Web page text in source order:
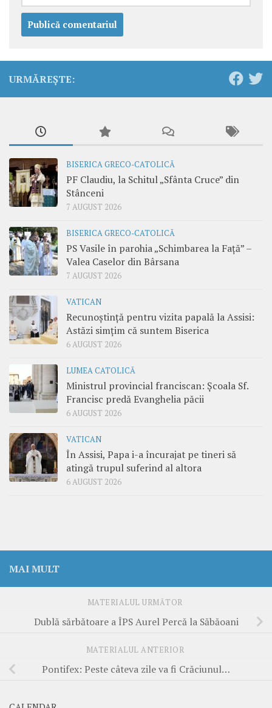
URMĂREȘTE:
BISERICA GRECO-CATOLICĂ
PF Claudiu, la Schitul „Sfânta Cruce” din
Stânceni
7 AUGUST 2026
BISERICA GRECO-CATOLICĂ
PS Vasile în parohia „Schimbarea la Față” –
Valea Caselor din Bârsana
7 AUGUST 2026
VATICAN
Recunoștință pentru vizita papală la Assisi:
Astăzi simțim că suntem Biserica
6 AUGUST 2026
LUMEA CATOLICĂ
Ministrul provincial franciscan: Școala Sf.
Francisc predă Evanghelia păcii
6 AUGUST 2026
VATICAN
În Assisi, Papa i-a încurajat pe tineri să
atingă trupul suferind al altora
6 AUGUST 2026
MAI MULT
MATERIALUL URMĂTOR
Dublă sărbătoare a ÎPS Aurel Percă la Săbăoani
MATERIALUL ANTERIOR
Pontifex: Peste câteva zile va fi Crăciunul…